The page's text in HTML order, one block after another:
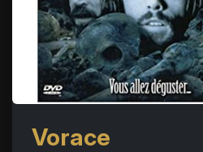
Vorace